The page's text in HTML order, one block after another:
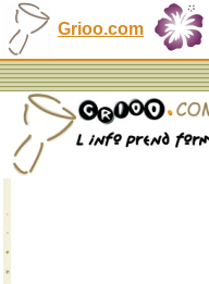
Grioo.com